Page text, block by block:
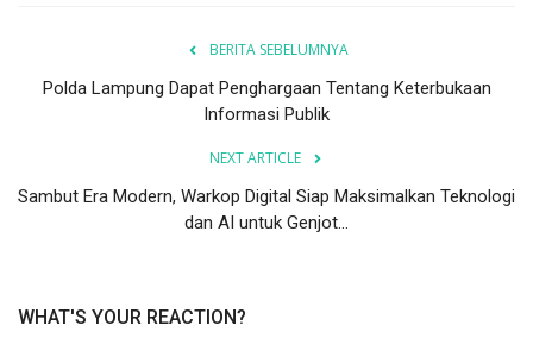
BERITA SEBELUMNYA
Polda Lampung Dapat Penghargaan Tentang Keterbukaan
Informasi Publik
NEXT ARTICLE
Sambut Era Modern, Warkop Digital Siap Maksimalkan Teknologi
dan AI untuk Genjot...
WHAT'S YOUR REACTION?